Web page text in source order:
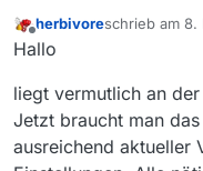
Offline
herbivoreschrieb am 8.
zuletzt
Hallo
liegt vermutlich an
Jetzt braucht man
ausreichend aktueller